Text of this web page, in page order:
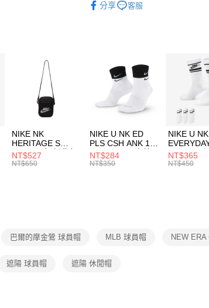
台新國際商業銀行
【關於「AFTEE先享後付」】
３．安心：先確認商品／服務後，再
【「AFTEE先享後付」結帳流程】
１．於結帳方式選擇「AFTEE先享
付」結帳頁面，進行簡訊認證並確認
２．訂單成立數日內，您將收到繳費
３．收到繳費通知簡訊後14天內，
／ATM／網路銀行／等多元方式進行
※ 請注意：結帳手續完成當下不需立
絡購買商品的店家。未經商家同意取
先享後付繳納相關費用。
交易，需依本服務之必要範圍內提供
２．關於個人資料處理事宜，請瀏覽
每筆NT$100，滿NT$1,500(含以
每筆NT$100，滿NT$1,500(含以
付款後門市自取
每筆NT$100，滿NT$1,500(含以
分享 客服
NIKE NK
HERITAGE S
SMIT 男女 側背包
BA5871010
NT$527
NT$650
NIKE U NK ED
PLS CSH ANK 1P
144 DBL 男 中統
襪 DH4058104
NT$284
NT$350
NIKE U
男女 短統襪
NT$365
NT$450
巴爾的摩金鶯 球員帽 MLB 球員帽 NEW ERA
遮陽 球員帽 遮陽 休閒帽